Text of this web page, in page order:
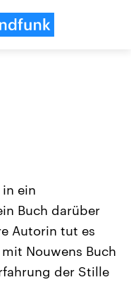
USA
Aktuelle Beiträge,
Hintergründe
Wirtschaftlich und
in ein
Buch darüber
Autorin tut es
Nouwens Buch
der Stille